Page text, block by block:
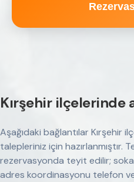
Kırşehir ilçelerinde
Aşağıdaki bağlantılar Kırşehir
talepleriniz için hazırlanmıştır.
rezervasyonda teyit edilir;
adres koordinasyonu telefon